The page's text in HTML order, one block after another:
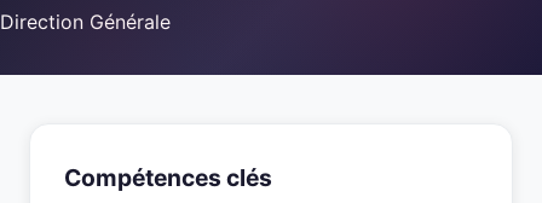
Direction Générale
Compétences clés